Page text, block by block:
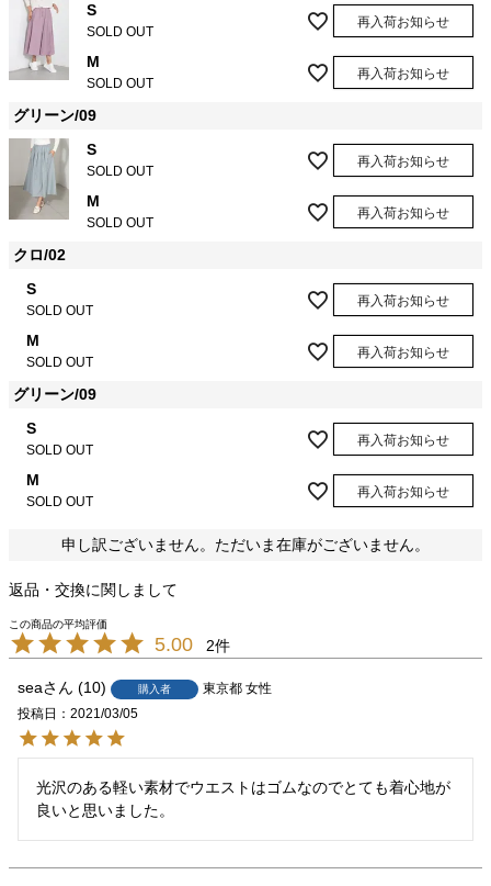
S
SOLD OUT
再入荷お知らせ
M
SOLD OUT
再入荷お知らせ
グリーン/09
S
SOLD OUT
再入荷お知らせ
M
SOLD OUT
再入荷お知らせ
クロ/02
S
SOLD OUT
再入荷お知らせ
M
SOLD OUT
再入荷お知らせ
グリーン/09
S
SOLD OUT
再入荷お知らせ
M
SOLD OUT
再入荷お知らせ
申し訳ございません。ただいま在庫がございません。
返品・交換に関しまして
5.00 2
sea 10 購入者 東京都 女性
投稿日
2021/03/05
光沢のある軽い素材でウエストはゴムなのでとても着心地が